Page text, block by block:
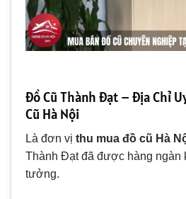
Đồ Cũ Thành Đạt – Địa Chỉ
Cũ Hà Nội
Là đơn vị thu mua đồ cũ Hà
Thành Đạt đã được hàng ngàn
tưởng.